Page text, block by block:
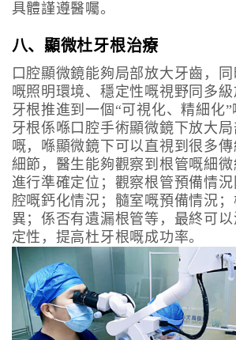
具體謹遵醫囑。
八、顯微杜牙根治療
口腔顯微鏡能夠局部放大牙齒，
嘅照明環境、穩定性嘅視野同多
牙根推進到一個“可視化、精細化
牙根係喺口腔手術顯微鏡下放大
嘅，喺顯微鏡下可以直視到很多
細節，醫生能夠觀察到根管嘅細
進行準確定位；觀察根管預備情
腔嘅鈣化情況；髓室嘅預備情況
異；係否有遺漏根管等，最終可
定性，提高杜牙根嘅成功率。